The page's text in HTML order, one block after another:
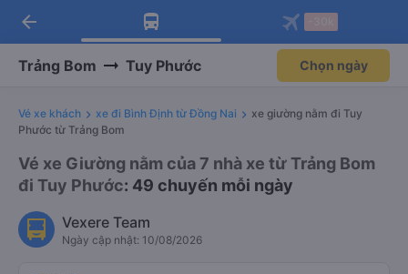
Tải app Vexere ngay!
Nhận ưu đãi thành viên độc
Mở app
Tải app Vexere
-30k/ghế khi đặt vé máy bay qua
Mở app
arrow_back
Trảng Bom Tuy Phước Chọn ngày
Vé xe khách xe đi Bình Định từ Đồng Nai
xe giường nằm đi Tuy
Phước từ Trảng Bom
Vé xe Giường nằm của 7 nhà xe từ Trảng Bom
đi Tuy Phước: 49 chuyến mỗi ngày
Vexere Team
Ngày cập nhật: 10/08/2026